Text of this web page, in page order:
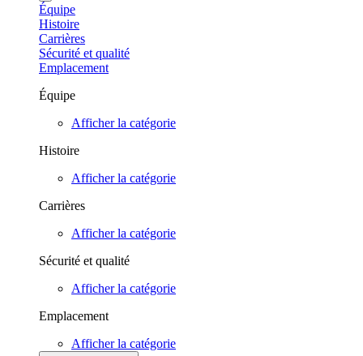
Équipe
Histoire
Carrières
Sécurité et qualité
Emplacement
Équipe
Afficher la catégorie
Histoire
Afficher la catégorie
Carrières
Afficher la catégorie
Sécurité et qualité
Afficher la catégorie
Emplacement
Afficher la catégorie